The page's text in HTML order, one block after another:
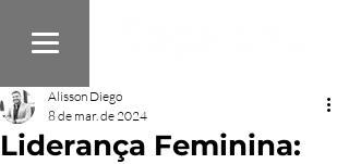
Liderança Feminina:
Alisson Diego
8 de mar. de 2024